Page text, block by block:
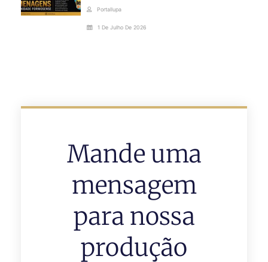
Portallupa
1 De Julho De 2026
Mande uma
mensagem
para nossa
produção